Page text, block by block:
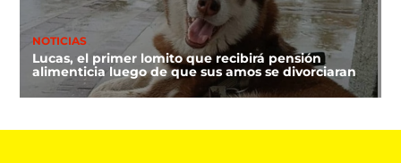
NOTICIAS
Lucas, el primer lomito que recibirá pensión
alimenticia luego de que sus amos se divorciaran